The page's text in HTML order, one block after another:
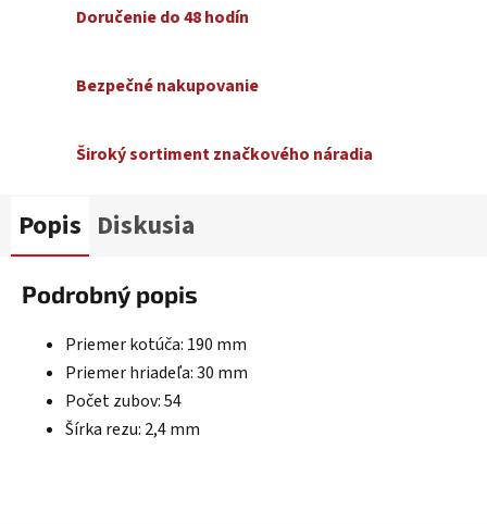
Doručenie do 48 hodín
Bezpečné nakupovanie
Široký sortiment značkového náradia
Popis Diskusia
Podrobný popis
Priemer kotúča: 190 mm
Priemer hriadeľa: 30 mm
Počet zubov: 54
Šírka rezu: 2,4 mm